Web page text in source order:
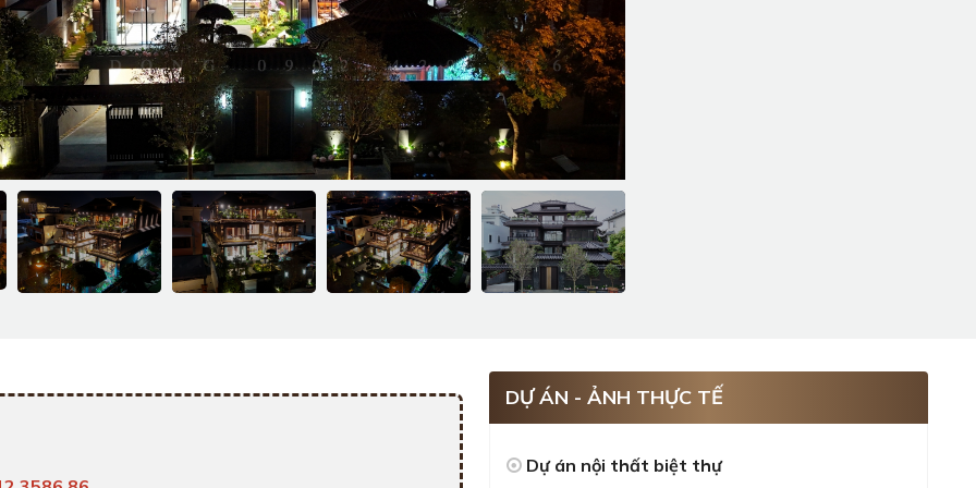
DỰ ÁN - ẢNH THỰC TẾ
Dự án nội thất biệt thự